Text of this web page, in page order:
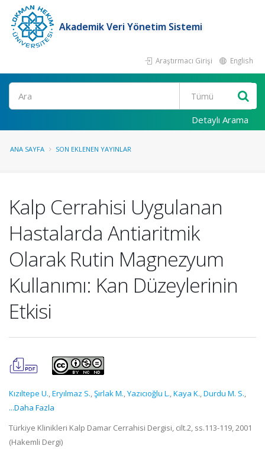
Akademik Veri Yönetim Sistemi
Araştırmacı Girişi English
Ara
Detaylı Arama
ANA SAYFA SON EKLENEN YAYINLAR
Kalp Cerrahisi Uygulanan
Hastalarda Antiaritmik
Olarak Rutin Magnezyum
Kullanımı: Kan Düzeylerinin
Etkisi
Kızıltepe U.,Eryılmaz S.,Şırlak M.,Yazıcıoğlu L.,Kaya K.,Durdu M. S.,
...Daha Fazla
Türkiye Klinikleri Kalp Damar Cerrahisi Dergisi, cilt.2, ss.113-119, 2001
(Hakemli Dergi)